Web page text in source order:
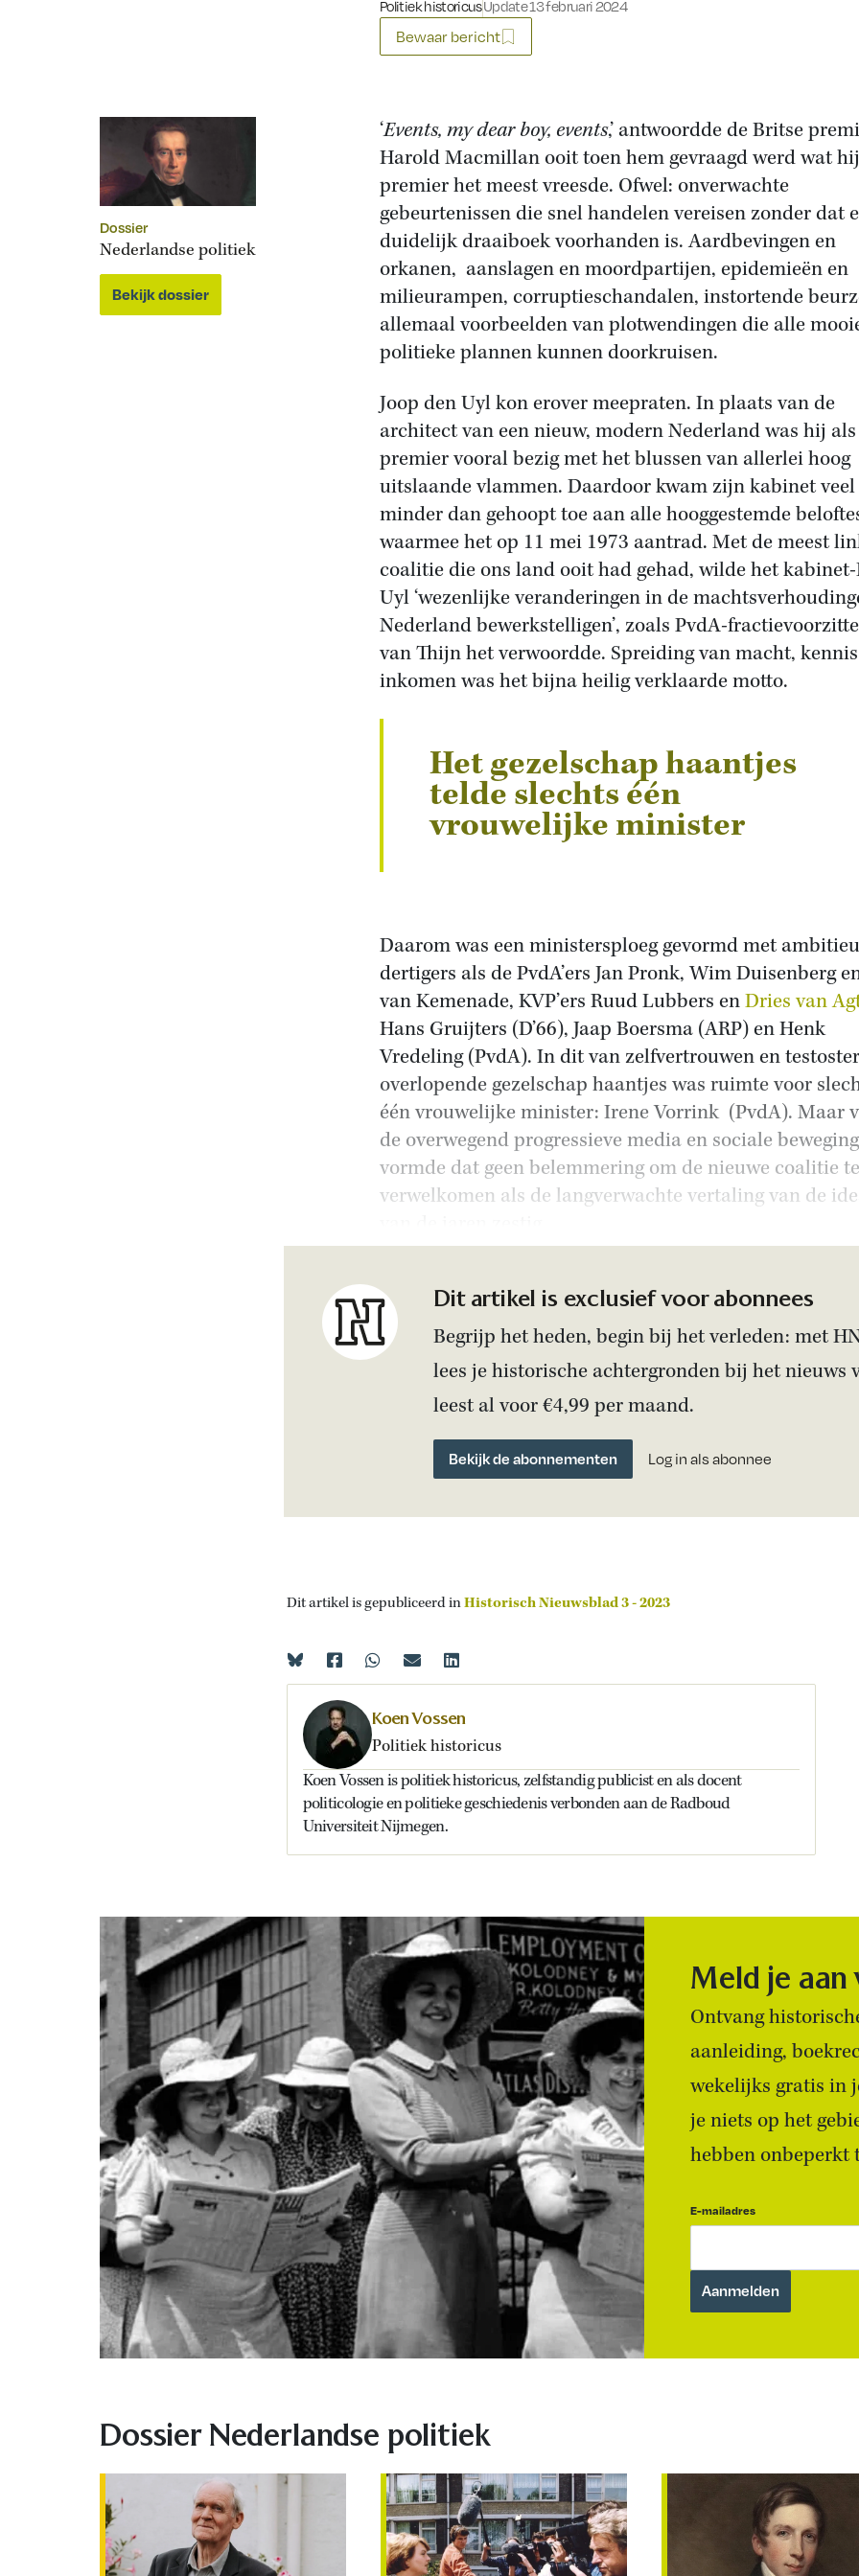
Politiek historicusUpdate 13 februari 2024
Bewaar bericht
Dossier
Nederlandse politiek
Bekijk dossier
‘Events, my dear boy, events,’ antwoordde de Britse
Harold Macmillan ooit toen hem gevraagd werd wat
premier het meest vreesde. Ofwel: onverwachte
gebeurtenissen die snel handelen vereisen zonder dat
duidelijk draaiboek voorhanden is. Aardbevingen en
orkanen, aanslagen en moordpartijen, epidemieën en
milieurampen, corruptieschandalen, instortende
allemaal voorbeelden van plotwendingen die alle
politieke plannen kunnen doorkruisen.
Joop den Uyl kon erover meepraten. In plaats van de
architect van een nieuw, modern Nederland was hij als
premier vooral bezig met het blussen van allerlei hoog
uitslaande vlammen. Daardoor kwam zijn kabinet veel
minder dan gehoopt toe aan alle hooggestemde
waarmee het op 11 mei 1973 aantrad. Met de meest
coalitie die ons land ooit had gehad, wilde het
Uyl ‘wezenlijke veranderingen in de
Nederland bewerkstelligen’, zoals PvdA-
van Thijn het verwoordde. Spreiding van macht,
inkomen was het bijna heilig verklaarde motto.
Het gezelschap haantjes
telde slechts één
vrouwelijke minister
Daarom was een ministersploeg gevormd met
dertigers als de PvdA’ers Jan Pronk, Wim Duisenberg
van Kemenade, KVP’ers Ruud Lubbers enDries van
Hans Gruijters (D’66), Jaap Boersma (ARP) en Henk
Vredeling (PvdA). In dit van zelfvertrouwen en
overlopende gezelschap haantjes was ruimte voor
één vrouwelijke minister: Irene Vorrink (PvdA). Maar
de overwegend progressieve media en sociale
vormde dat geen belemmering om de nieuwe coalitie te
verwelkomen als de langverwachte vertaling van de
Dit artikel is exclusief voor abonnees
Begrijp het heden, begin bij het verleden: met
lees je historische achtergronden bij het nieuws
leest al voor €4,99 per maand.
Bekijk de abonnementen Log in als abonnee
Dit artikel is gepubliceerd inHistorisch Nieuwsblad 3 - 2023
Koen Vossen
Politiek historicus
Koen Vossen is politiek historicus, zelfstandig publicist en als docent
politicologie en politieke geschiedenis verbonden aan de Radboud
Universiteit Nijmegen.
Meld je
Ontvang
aanleiding,
wekelijks gratis in
je niets op het
hebben onbeperkt
E-mailadres
Dossier Nederlandse politiek